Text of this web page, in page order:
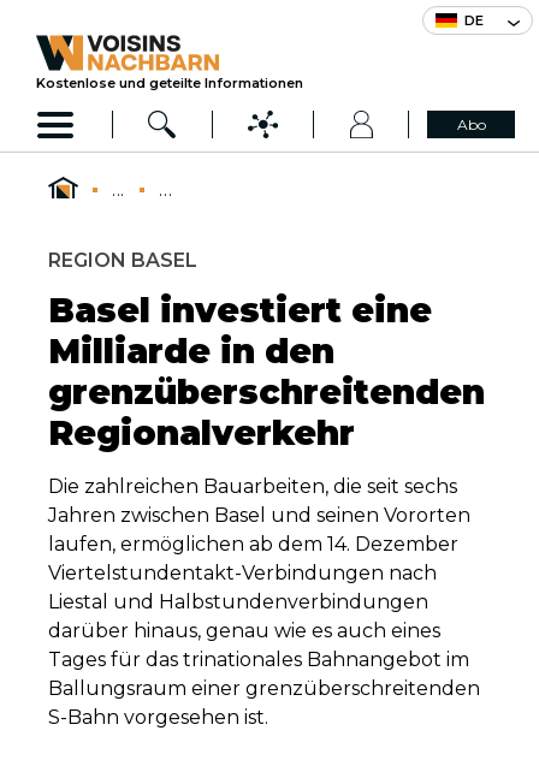
DE
Kostenlose und geteilte Informationen
Abo
... ...
REGION BASEL
Basel investiert eine
Milliarde in den
grenzüberschreitenden
Regionalverkehr
Die zahlreichen Bauarbeiten, die seit sechs
Jahren zwischen Basel und seinen Vororten
laufen, ermöglichen ab dem 14. Dezember
Viertelstundentakt-Verbindungen nach
Liestal und Halbstundenverbindungen
darüber hinaus, genau wie es auch eines
Tages für das trinationales Bahnangebot im
Ballungsraum einer grenzüberschreitenden
S-Bahn vorgesehen ist.